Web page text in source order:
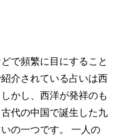
で頻繁に目にすること
介されている占いは西
かし、西洋が発祥のも
代の中国で誕生した九
の一つです。 一人の